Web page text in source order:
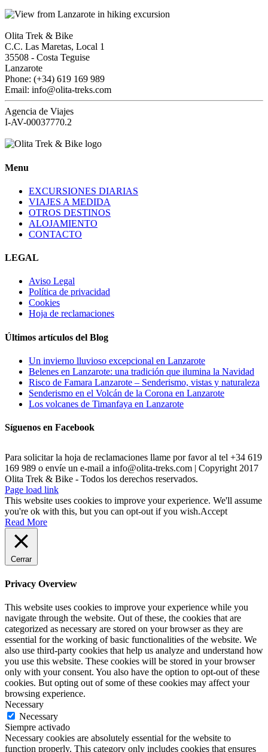
Olita Trek & Bike
C.C. Las Maretas, Local 1
35508 - Costa Teguise
Lanzarote
Phone: (+34) 619 169 989
Email: info@olita-treks.com
Agencia de Viajes
I-AV-00037770.2
Menu
EXCURSIONES DIARIAS
VIAJES A MEDIDA
OTROS DESTINOS
ALOJAMIENTO
CONTACTO
LEGAL
Aviso Legal
Política de privacidad
Cookies
Hoja de reclamaciones
Últimos artículos del Blog
Un invierno lluvioso excepcional en Lanzarote
Belenes en Lanzarote: una tradición que ilumina la Navidad
Risco de Famara Lanzarote – Senderismo, vistas y naturaleza
Senderismo en el Volcán de la Corona en Lanzarote
Los volcanes de Timanfaya en Lanzarote
Síguenos en Facebook
Para solicitar la hoja de reclamaciones llame por favor al tel +34 619
169 989 o envíe un e-mail a info@olita-treks.com | Copyright 2017
Olita Trek & Bike - Todos los derechos reservados.
Page load link
This website uses cookies to improve your experience. We'll assume
you're ok with this, but you can opt-out if you wish.Accept
Read More
Cerrar
Privacy Overview
This website uses cookies to improve your experience while you
navigate through the website. Out of these, the cookies that are
categorized as necessary are stored on your browser as they are
essential for the working of basic functionalities of the website. We
also use third-party cookies that help us analyze and understand how
you use this website. These cookies will be stored in your browser
only with your consent. You also have the option to opt-out of these
cookies. But opting out of some of these cookies may affect your
browsing experience.
Necessary
Necessary
Siempre activado
Necessary cookies are absolutely essential for the website to
function properly. This category only includes cookies that ensures